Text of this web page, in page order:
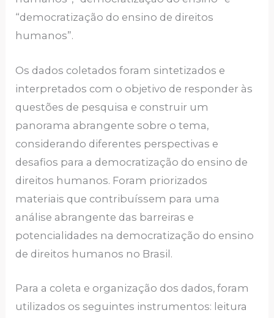
“democratização do ensino de direitos
humanos”.
Os dados coletados foram sintetizados e
interpretados com o objetivo de responder às
questões de pesquisa e construir um
panorama abrangente sobre o tema,
considerando diferentes perspectivas e
desafios para a democratização do ensino de
direitos humanos. Foram priorizados
materiais que contribuíssem para uma
análise abrangente das barreiras e
potencialidades na democratização do ensino
de direitos humanos no Brasil.
Para a coleta e organização dos dados, foram
utilizados os seguintes instrumentos: leitura